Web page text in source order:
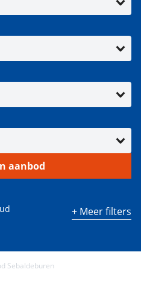
aanbod
+ Meer filters
Sebaldeburen